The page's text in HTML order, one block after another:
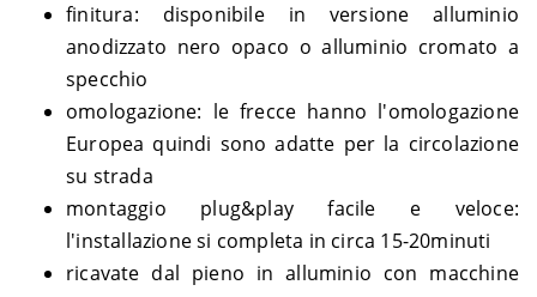
Harley-
DYNA
1690 Switchback FLD ABS –
2012-
2016
Davidson
DYNA
1690 Wide Glide FXDWG ABS
Harley-
Davidson
DYNA
1800 Low Rider FXDLS ABS -
GS8
2016-
2017
finitura: disponibile in versione alluminio
anodizzato nero opaco o alluminio cromato a
specchio
omologazione: le frecce hanno l'omologazione
Europea quindi sono adatte per la circolazione
su strada
montaggio plug&play facile e veloce:
l'installazione si completa in circa 15-20minuti
ricavate dal pieno in alluminio con macchine